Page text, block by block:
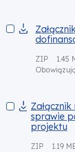
Załącznik nr
ZIP
1.45
Załącznik nr
sprawie
projektu
ZIP
1.19